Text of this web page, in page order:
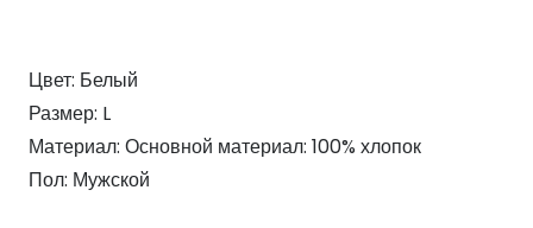
Цвет: Белый
Размер: L
Материал: Основной материал: 100% хлопок
Пол: Мужской